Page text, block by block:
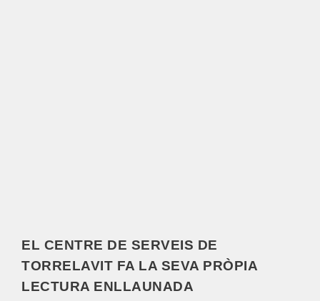
EL CENTRE DE SERVEIS DE
TORRELAVIT FA LA SEVA PRÒPIA
LECTURA ENLLAUNADA